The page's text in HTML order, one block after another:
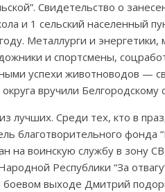
Свидетельство о
и 1 сельский населенный
Металлурги и
и спортсмены,
успехи животноводов —
округа вручили Белгородскому
лучших. Среди тех, кто в
благотворительного
на воинскую службу в зону
Республики “За
выходе Дмитрий